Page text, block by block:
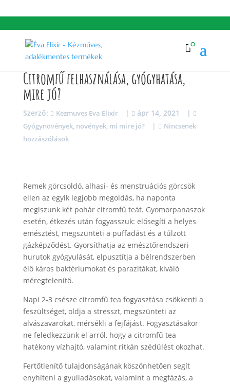
0
Citromfű felhasználása, gyógyhatása,
mire jó?
Szerző: Kezmuves Eva Elixir | ápr 14, 2021 |
Gyógynövények, növények, mi mire jó? |
Nincsenek
hozzászólások
Remek görcsoldó, alhasi- és menstruációs görcsök
ellen az egyik legjobb megoldás, ha naponta
megiszunk két pohár citromfű teát. Gyomorpanaszok
esetén, étkezés után fogyasszuk: elősegíti a helyes
emésztést, megszünteti a puffadást és a túlzott
gázképződést. Gyorsíthatja az emésztőrendszeri
hurutok gyógyulását, elpusztítja a bélrendszerben
élő káros baktériumokat és parazitákat, kiváló
méregtelenítő.
Napi 2-3 csésze citromfű tea fogyasztása csökkenti a
feszültséget, oldja a stresszt, megszünteti az
alvászavarokat, mérsékli a fejfájást. Fogyasztásakor
ne feledkezzünk el arról, hogy a citromfű tea
hatékony vízhajtó, valamint ritkán szédülést okozhat.
Fertőtlenítő tulajdonságának köszönhetően segít
enyhíteni a gyulladásokat, valamint a megfázás, a